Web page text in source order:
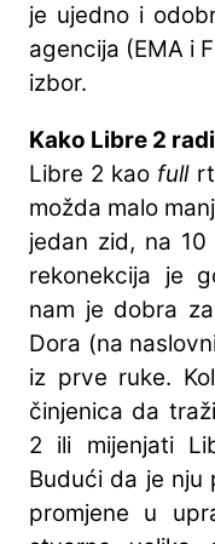
je ujedno i
agencija (EMA i
izbor.
Kako Libre 2
Libre 2 kao full
možda malo
jedan zid, na
rekonekcija je
nam je dobra
Dora (na
iz prve ruke.
činjenica da
2 ili mijenjati
Budući da je nju
promjene u